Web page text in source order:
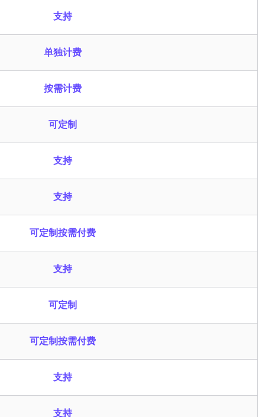
支持
单独计费
按需计费
可定制
支持
支持
可定制按需付费
支持
可定制
可定制按需付费
支持
支持